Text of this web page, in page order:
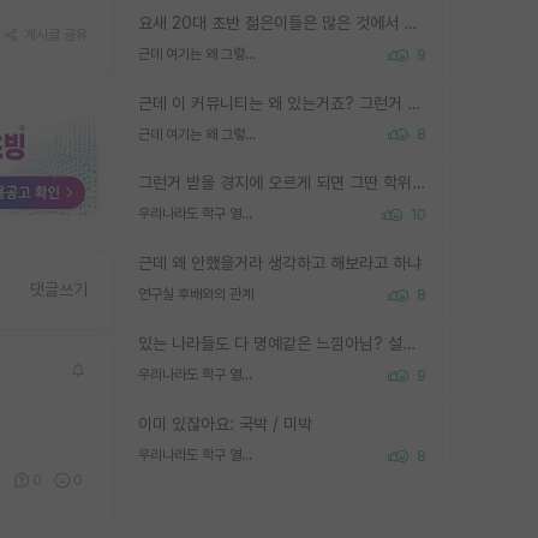
요새 20대 초반 젊은이들은 많은 것에서 가성비를 따지더라고요. 내가 이 정도 인풋을 넣었을 때 그만큼 아웃풋이 나올 것인가? 사실 아웃풋이 인풋 대비 리니어하게 나오지 않는 영역을 시도하기 싫어한다는 느낌입니다.
근데 여기는 왜 그렇게 SPK를 물어보는거임? 9
근데 이 커뮤니티는 왜 있는거죠? 그런거 쉽게 물어볼수있어서 있는거 아닌가요? 그렇게 보기 싫으면 커뮤니티도 하지마시지 그러면
근데 여기는 왜 그렇게 SPK를 물어보는거임? 8
그런거 받을 경지에 오르게 되면 그딴 학위명이 필요없음
우리나라도 학구 열풍보면 Higher Doctorate 학위가 필요하다고 봅니다. 10
근데 왜 안했을거라 생각하고 해보라고 하냐
연구실 후배와의 관계 8
있는 나라들도 다 명예같은 느낌아님? 설마 박사끼리 등급나눠서 학위수여하자 같은 헛소리는 아니지? ㅋㅋ
우리나라도 학구 열풍보면 Higher Doctorate 학위가 필요하다고 봅니다. 9
이미 있잖아요: 국박 / 미박
우리나라도 학구 열풍보면 Higher Doctorate 학위가 필요하다고 봅니다. 8
댓글쓰기